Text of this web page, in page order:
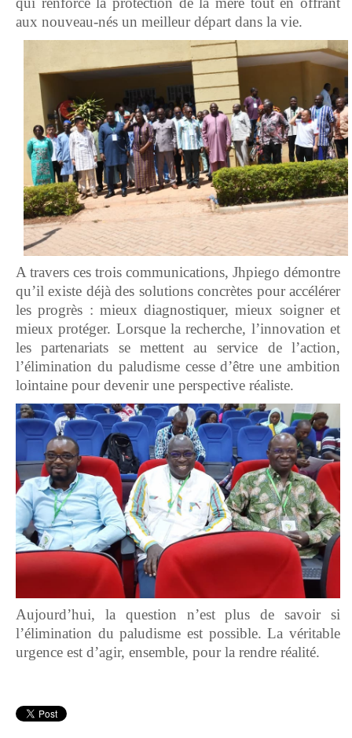
aux nouveau-nés un meilleur départ dans la vie.
A travers ces trois communications, Jhpiego démontre
qu’il existe déjà des solutions concrètes pour accélérer
les progrès : mieux diagnostiquer, mieux soigner et
mieux protéger. Lorsque la recherche, l’innovation et
les partenariats se mettent au service de l’action,
l’élimination du paludisme cesse d’être une ambition
lointaine pour devenir une perspective réaliste.
Aujourd’hui, la question n’est plus de savoir si
l’élimination du paludisme est possible. La véritable
urgence est d’agir, ensemble, pour la rendre réalité.